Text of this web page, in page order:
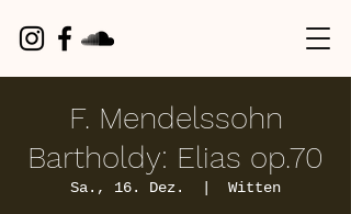
F. Mendelssohn
Bartholdy: Elias op.70
Sa., 16. Dez. Witten